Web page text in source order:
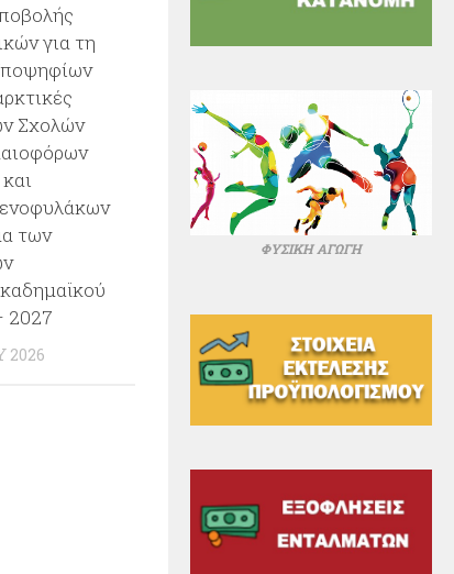
για τη
Σχολών
των
2027
2026
ΦΥΣΙΚΗ ΑΓΩΓΗ